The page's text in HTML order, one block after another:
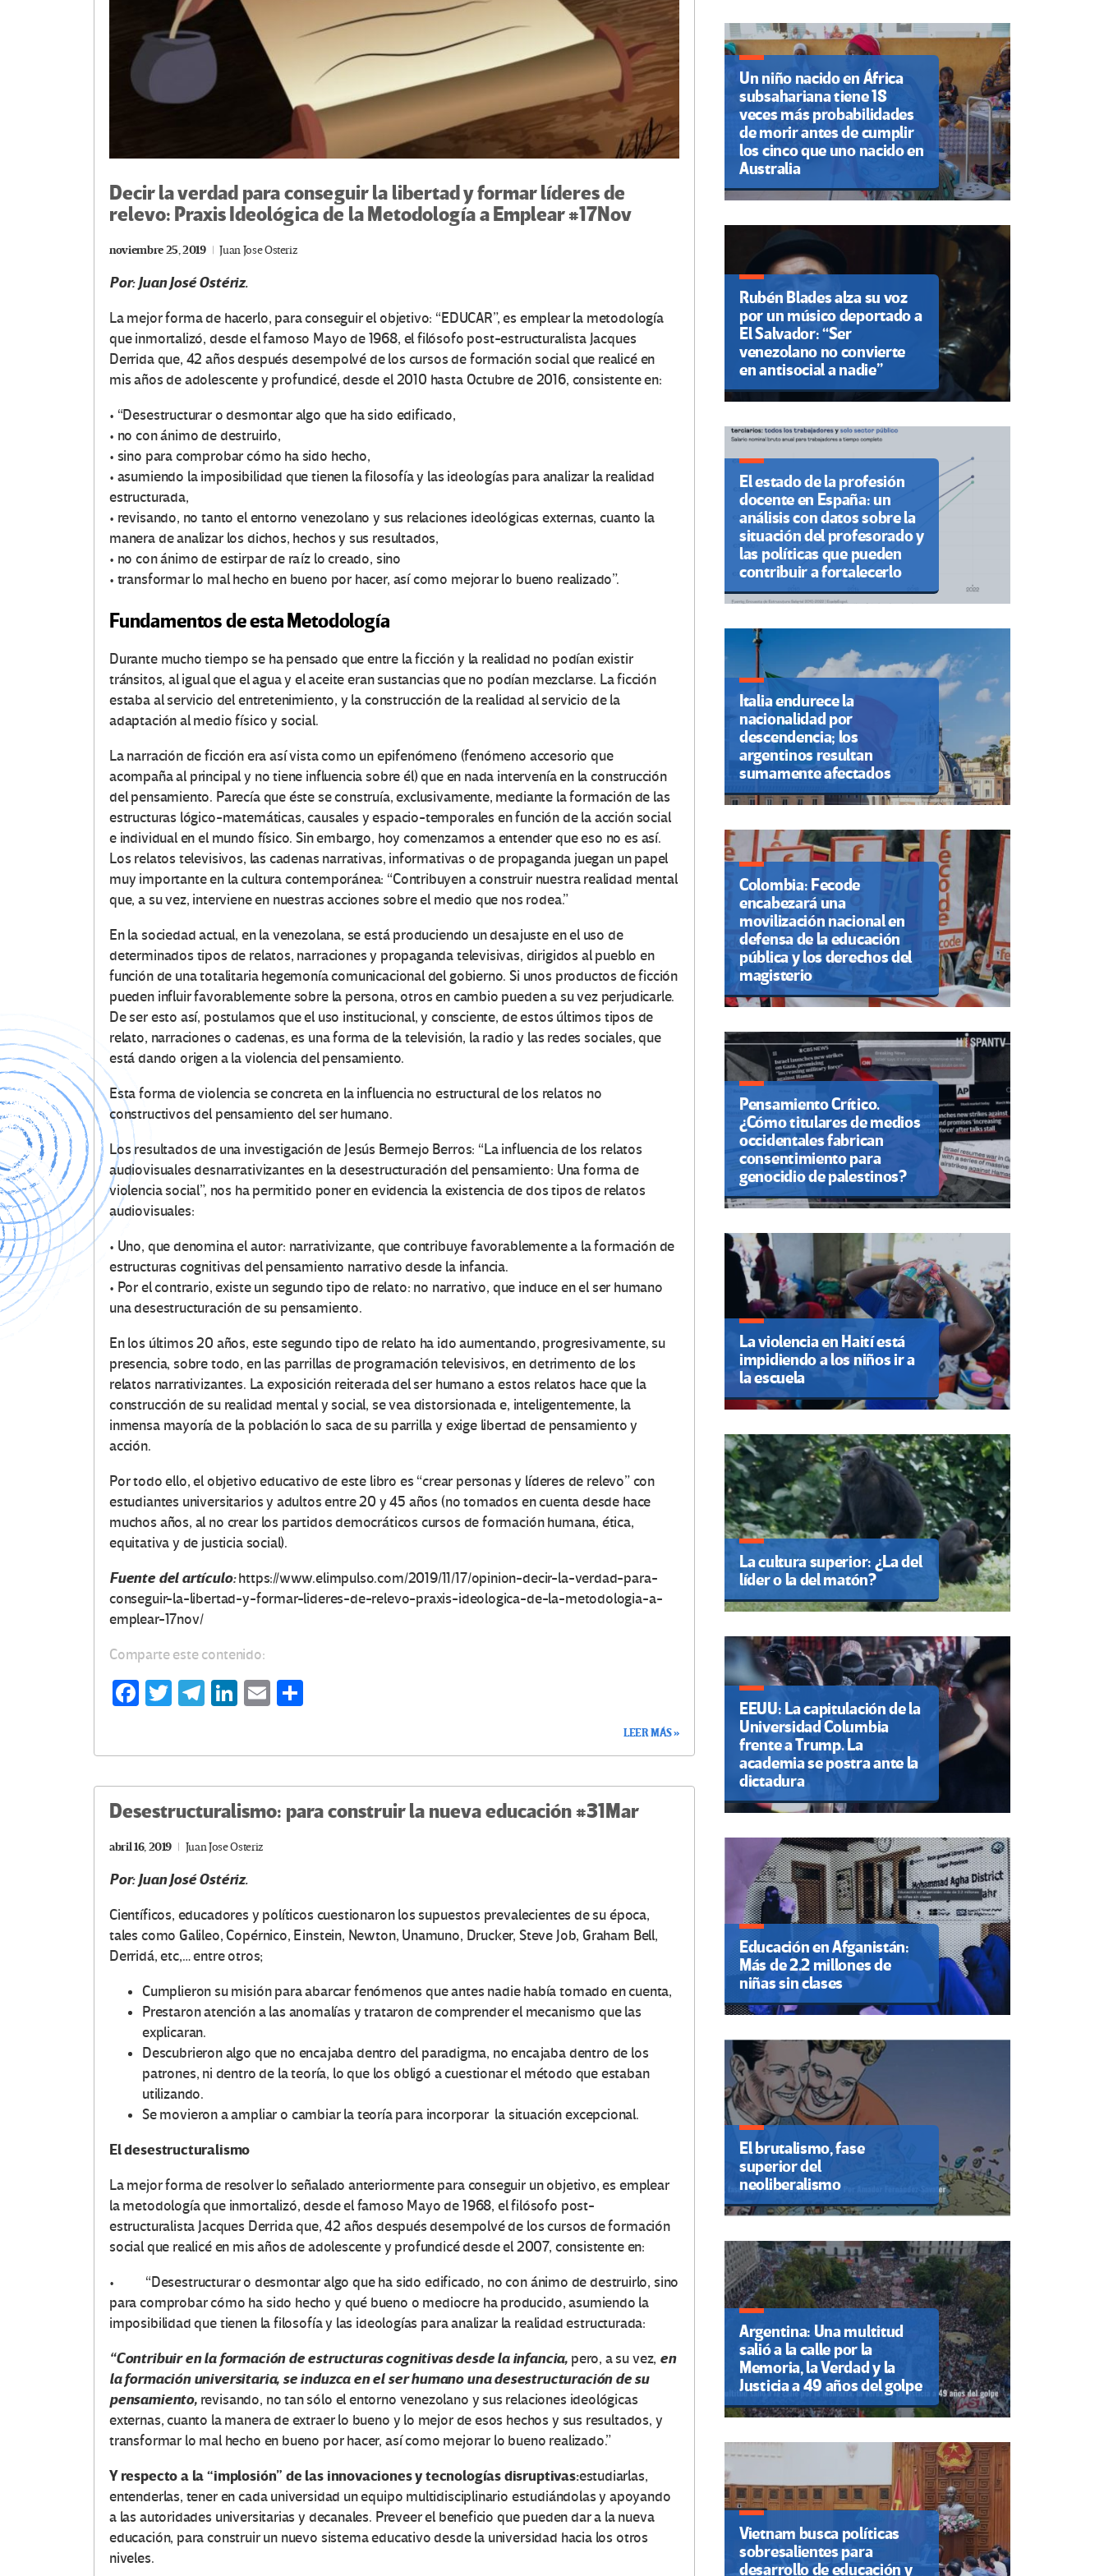
Decir la verdad para conseguir la libertad y formar líderes de
relevo: Praxis Ideológica de la Metodología a Emplear #17Nov
noviembre 25, 2019 Juan Jose Osteriz
Por: Juan José Ostériz.
La mejor forma de hacerlo, para conseguir el objetivo: “EDUCAR”, es emplear la metodología
que inmortalizó, desde el famoso Mayo de 1968, el filósofo post-estructuralista Jacques
Derrida que, 42 años después desempolvé de los cursos de formación social que realicé en
mis años de adolescente y profundicé, desde el 2010 hasta Octubre de 2016, consistente en:
• “Desestructurar o desmontar algo que ha sido edificado,
• no con ánimo de destruirlo,
• sino para comprobar cómo ha sido hecho,
• asumiendo la imposibilidad que tienen la filosofía y las ideologías para analizar la realidad
estructurada,
• revisando, no tanto el entorno venezolano y sus relaciones ideológicas externas, cuanto la
manera de analizar los dichos, hechos y sus resultados,
• no con ánimo de estirpar de raíz lo creado, sino
• transformar lo mal hecho en bueno por hacer, así como mejorar lo bueno realizado”.
Fundamentos de esta Metodología
Durante mucho tiempo se ha pensado que entre la ficción y la realidad no podían existir
tránsitos, al igual que el agua y el aceite eran sustancias que no podían mezclarse. La ficción
estaba al servicio del entretenimiento, y la construcción de la realidad al servicio de la
adaptación al medio físico y social.
La narración de ficción era así vista como un epifenómeno (fenómeno accesorio que
acompaña al principal y no tiene influencia sobre él) que en nada intervenía en la construcción
del pensamiento. Parecía que éste se construía, exclusivamente, mediante la formación de las
estructuras lógico-matemáticas, causales y espacio-temporales en función de la acción social
e individual en el mundo físico. Sin embargo, hoy comenzamos a entender que eso no es así.
Los relatos televisivos, las cadenas narrativas, informativas o de propaganda juegan un papel
muy importante en la cultura contemporánea: “Contribuyen a construir nuestra realidad mental
que, a su vez, interviene en nuestras acciones sobre el medio que nos rodea.”
En la sociedad actual, en la venezolana, se está produciendo un desajuste en el uso de
determinados tipos de relatos, narraciones y propaganda televisivas, dirigidos al pueblo en
función de una totalitaria hegemonía comunicacional del gobierno. Si unos productos de ficción
pueden influir favorablemente sobre la persona, otros en cambio pueden a su vez perjudicarle.
De ser esto así, postulamos que el uso institucional, y consciente, de estos últimos tipos de
relato, narraciones o cadenas, es una forma de la televisión, la radio y las redes sociales, que
está dando origen a la violencia del pensamiento.
Esta forma de violencia se concreta en la influencia no estructural de los relatos no
constructivos del pensamiento del ser humano.
Los resultados de una investigación de Jesús Bermejo Berros: “La influencia de los relatos
audiovisuales desnarrativizantes en la desestructuración del pensamiento: Una forma de
violencia social”, nos ha permitido poner en evidencia la existencia de dos tipos de relatos
audiovisuales:
• Uno, que denomina el autor: narrativizante, que contribuye favorablemente a la formación de
estructuras cognitivas del pensamiento narrativo desde la infancia.
• Por el contrario, existe un segundo tipo de relato: no narrativo, que induce en el ser humano
una desestructuración de su pensamiento.
En los últimos 20 años, este segundo tipo de relato ha ido aumentando, progresivamente, su
presencia, sobre todo, en las parrillas de programación televisivos, en detrimento de los
relatos narrativizantes. La exposición reiterada del ser humano a estos relatos hace que la
construcción de su realidad mental y social, se vea distorsionada e, inteligentemente, la
inmensa mayoría de la población lo saca de su parrilla y exige libertad de pensamiento y
acción.
Por todo ello, el objetivo educativo de este libro es “crear personas y líderes de relevo” con
estudiantes universitarios y adultos entre 20 y 45 años (no tomados en cuenta desde hace
muchos años, al no crear los partidos democráticos cursos de formación humana, ética,
equitativa y de justicia social).
Fuente del artículo:https://www.elimpulso.com/2019/11/17/opinion-decir-la-verdad-para-
conseguir-la-libertad-y-formar-lideres-de-relevo-praxis-ideologica-de-la-metodologia-a-
emplear-17nov/
Comparte este contenido:
Fa
k
T
Te
Li
n
E
tir
LEER MÁS »
Desestructuralismo: para construir la nueva educación #31Mar
abril 16, 2019 Juan Jose Osteriz
Por: Juan José Ostériz.
Científicos, educadores y políticos cuestionaron los supuestos prevalecientes de su época,
tales como Galileo, Copérnico, Einstein, Newton, Unamuno, Drucker, Steve Job, Graham Bell,
Derridá, etc,… entre otros;
Cumplieron su misión para abarcar fenómenos que antes nadie había tomado en cuenta,
Prestaron atención a las anomalías y trataron de comprender el mecanismo que las
explicaran.
Descubrieron algo que no encajaba dentro del paradigma, no encajaba dentro de los
patrones, ni dentro de la teoría, lo que los obligó a cuestionar el método que estaban
utilizando.
Se movieron a ampliar o cambiar la teoría para incorporar la situación excepcional.
El desestructuralismo
La mejor forma de resolver lo señalado anteriormente para conseguir un objetivo, es emplear
la metodología que inmortalizó, desde el famoso Mayo de 1968, el filósofo post-
estructuralista Jacques Derrida que, 42 años después desempolvé de los cursos de formación
social que realicé en mis años de adolescente y profundicé desde el 2007, consistente en:
• “Desestructurar o desmontar algo que ha sido edificado, no con ánimo de destruirlo, sino
para comprobar cómo ha sido hecho y qué bueno o mediocre ha producido, asumiendo la
imposibilidad que tienen la filosofía y las ideologías para analizar la realidad estructurada:
“Contribuir en la formación de estructuras cognitivas desde la infancia, pero, a su vez, en
la formación universitaria, se induzca en el ser humano una desestructuración de su
pensamiento,revisando, no tan sólo el entorno venezolano y sus relaciones ideológicas
externas, cuanto la manera de extraer lo bueno y lo mejor de esos hechos y sus resultados, y
transformar lo mal hecho en bueno por hacer, así como mejorar lo bueno realizado.”
Y respecto a la “implosión” de las innovaciones y tecnologías disruptivas:estudiarlas,
entenderlas, tener en cada universidad un equipo multidisciplinario estudiándolas y apoyando
a las autoridades universitarias y decanales. Preveer el beneficio que pueden dar a la nueva
educación, para construir un nuevo sistema educativo desde la universidad hacia los otros
niveles.
Un niño nacido en África
subsahariana tiene 18
veces más probabilidades
de morir antes de cumplir
los cinco que uno nacido en
Australia
Rubén Blades alza su voz
por un músico deportado a
El Salvador: “Ser
venezolano no convierte
en antisocial a nadie”
El estado de la profesión
docente en España: un
análisis con datos sobre la
situación del profesorado y
las políticas que pueden
contribuir a fortalecerlo
Italia endurece la
nacionalidad por
descendencia; los
argentinos resultan
sumamente afectados
Colombia: Fecode
encabezará una
movilización nacional en
defensa de la educación
pública y los derechos del
magisterio
Pensamiento Crítico.
¿Cómo titulares de medios
occidentales fabrican
consentimiento para
genocidio de palestinos?
La violencia en Haití está
impidiendo a los niños ir a
la escuela
La cultura superior: ¿La del
líder o la del matón?
EEUU: La capitulación de la
Universidad Columbia
frente a Trump. La
academia se postra ante la
dictadura
Educación en Afganistán:
Más de 2.2 millones de
niñas sin clases
El brutalismo, fase
superior del
neoliberalismo
Argentina: Una multitud
salió a la calle por la
Memoria, la Verdad y la
Justicia a 49 años del golpe
Vietnam busca políticas
sobresalientes para
desarrollo de educación y